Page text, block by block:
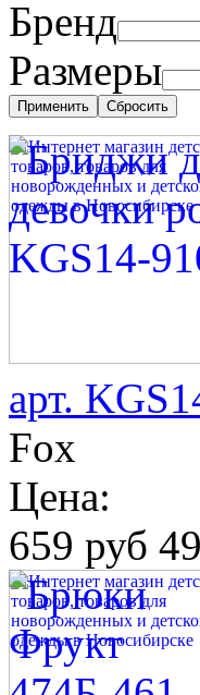
Бренд
Размеры
арт.
Fox
Цена:
659 руб